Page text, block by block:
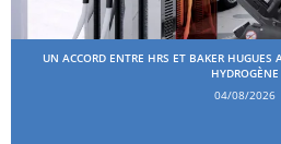
UN ACCORD ENTRE HRS ET BAKER HUGUES
HYDROGÈNE
04/08/2026